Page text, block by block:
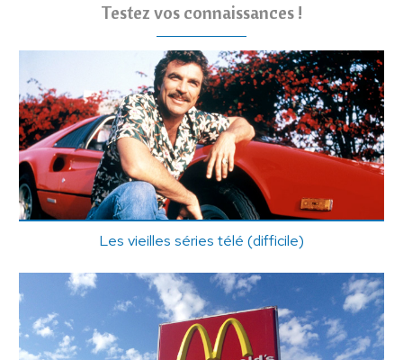
Testez vos connaissances !
Les vieilles séries télé (difficile)